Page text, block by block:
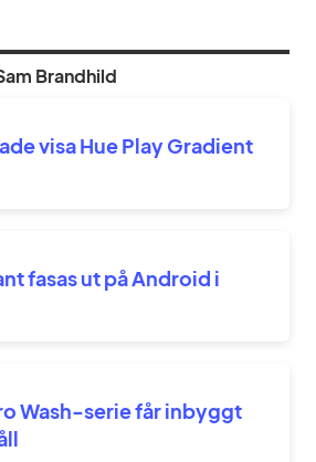
Brandhild
visa Hue Play Gradient
fasas ut på Android i
Wash-serie får inbyggt